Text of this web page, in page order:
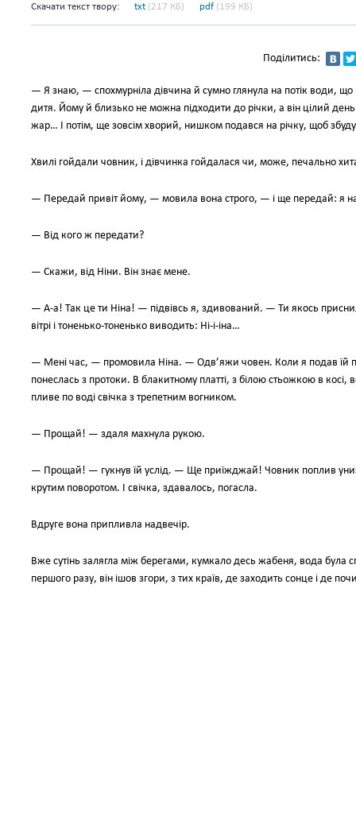
Скачати текст твору: txt (217 КБ) pdf (199 КБ)
Поділитись:
— Я знаю, — спохмурніла дівчина й сумно глянула на потік води,
дитя. Йому й близько не можна підходити до річки, а він цілий
жар… І потім, ще зовсім хворий, нишком подався на річку, щоб
Хвилі гойдали човник, і дівчинка гойдалася чи, може, печально
— Передай привіт йому, — мовила вона строго, — і ще передай: я
— Від кого ж передати?
— Скажи, від Ніни. Він знає мене.
— А-а! Так це ти Ніна! — підвівсь я, здивований. — Ти якось
вітрі і тоненько-тоненько виводить: Ні-і-іна…
— Мені час, — промовила Ніна. — Одв’яжи човен. Коли я подав їй
понеслась з протоки. В блакитному платті, з білою стьожкою в косі,
пливе по воді свічка з трепетним вогником.
— Прощай! — здаля махнула рукою.
— Прощай! — гукнув їй услід. — Ще приїжджай! Човник поплив униз
крутим поворотом. І свічка, здавалось, погасла.
Вдруге вона припливла надвечір.
Вже сутінь залягла між берегами, кумкало десь жабеня, вода була
першого разу, він ішов згори, з тих країв, де заходить сонце і де